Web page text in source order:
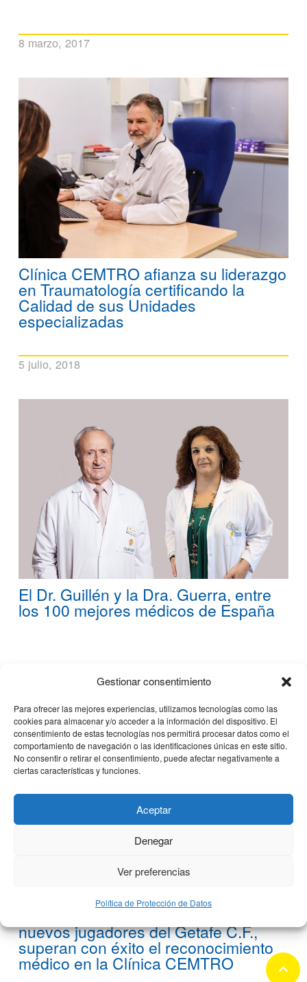
Gestionar consentimiento
Para ofrecer las mejores experiencias, utilizamos tecnologías como las
cookies para almacenar y/o acceder a la información del dispositivo. El
consentimiento de estas tecnologías nos permitirá procesar datos como el
comportamiento de navegación o las identificaciones únicas en este sitio.
No consentir o retirar el consentimiento, puede afectar negativamente a
ciertas características y funciones.
Aceptar
Denegar
Ver preferencias
Política de Protección de Datos
8 marzo, 2017
Clínica CEMTRO afianza su liderazgo
en Traumatología certificando la
Calidad de sus Unidades
especializadas
5 julio, 2018
El Dr. Guillén y la Dra. Guerra, entre
los 100 mejores médicos de España
5 diciembre, 2018
Robert Kenedy y Jason Remeseiro,
nuevos jugadores del Getafe C.F.,
superan con éxito el reconocimiento
médico en la Clínica CEMTRO keyboard_arrow_up